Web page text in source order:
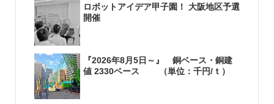
ロボットアイデア甲子園！ 大阪地区予選
開催
『2026年8月5日～』 銅ベース・銅建
値 2330ベース （単位：千円/ｔ）